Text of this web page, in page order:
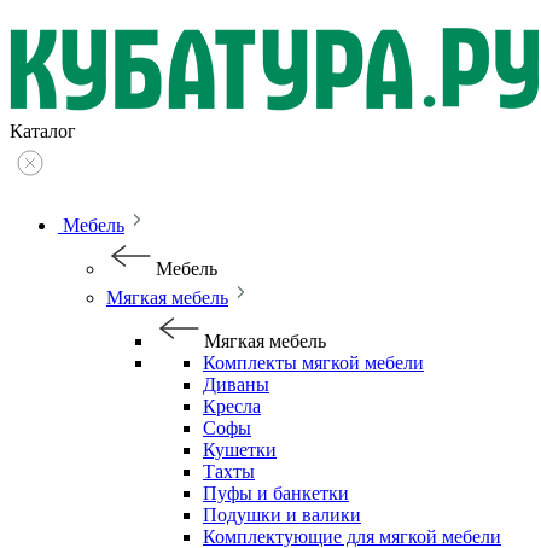
Каталог
Мебель
Мебель
Мягкая мебель
Мягкая мебель
Комплекты мягкой мебели
Диваны
Кресла
Софы
Кушетки
Тахты
Пуфы и банкетки
Подушки и валики
Комплектующие для мягкой мебели